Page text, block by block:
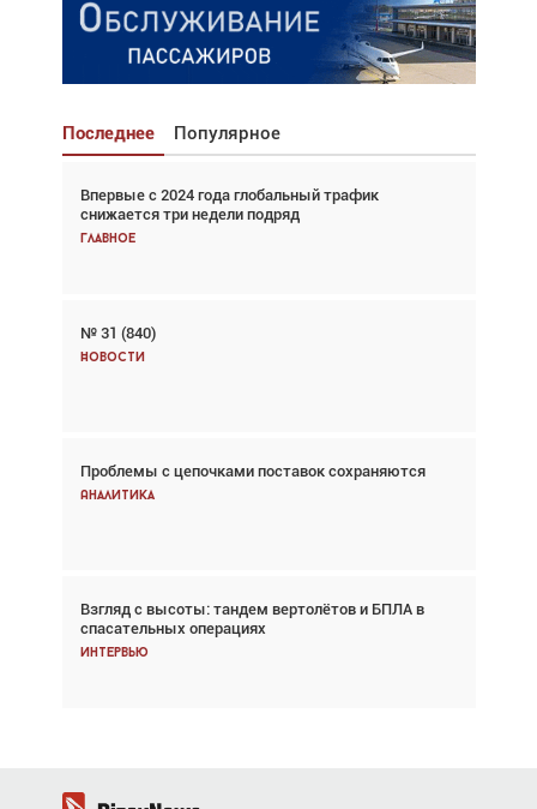
Последнее Популярное
Впервые с 2024 года глобальный трафик
снижается три недели подряд
Главное
№ 31 (840)
Новости
Проблемы с цепочками поставок сохраняются
Аналитика
Взгляд с высоты: тандем вертолётов и БПЛА в
спасательных операциях
Интервью
Взгляд с высоты: тандем вертолётов и БПЛА в
спасательных операциях
Главное
Авиационный фотограф Дэйв Кох: «Фотография
говорит сама за себя... а ИИ всё портит»
Впервые с 2024 года глобальный трафик
снижается три недели подряд
Частный самолёт – это актив. Подходите к
покупке соответствующим образом
Интервью